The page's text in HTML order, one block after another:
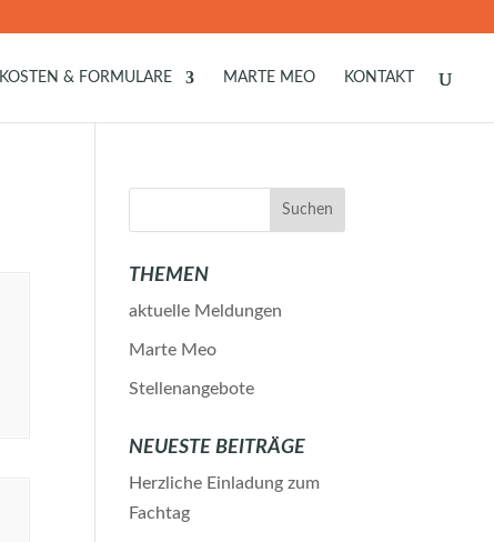
KOSTEN & FORMULARE MARTE MEO KONTAKT
THEMEN
aktuelle Meldungen
Marte Meo
Stellenangebote
NEUESTE BEITRÄGE
Herzliche Einladung zum
Fachtag